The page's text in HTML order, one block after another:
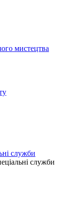
мистецтва
служби
служби